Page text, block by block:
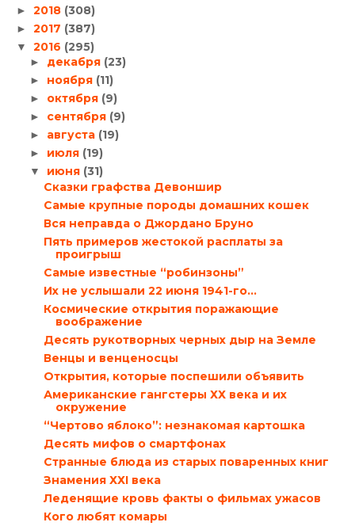
► 2018 (308)
► 2017 (387)
▼ 2016 (295)
► декабря (23)
► ноября (11)
► октября (9)
► сентября (9)
► августа (19)
► июля (19)
▼ июня (31)
Сказки графства Девоншир
Самые крупные породы домашних кошек
Вся неправда о Джордано Бруно
Пять примеров жестокой расплаты за
проигрыш
Самые известные “робинзоны”
Их не услышали 22 июня 1941-го…
Космические открытия поражающие
воображение
Десять рукотворных черных дыр на Земле
Венцы и венценосцы
Открытия, которые поспешили объявить
Американские гангстеры ХХ века и их
окружение
“Чертово яблоко”: незнакомая картошка
Десять мифов о смартфонах
Странные блюда из старых поваренных книг
Знамения ХХI века
Леденящие кровь факты о фильмах ужасов
Кого любят комары